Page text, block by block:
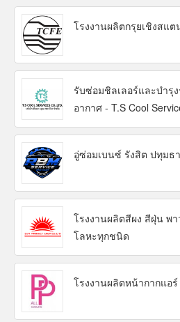
โรงงานผลิตกรุยเชิงสแ
รับซ่อมชิลเลอร์และบำรุ
อากาศ - T.S Cool
อู่ซ่อมเบนซ์ รังสิต ปทุมธ
โรงงานผลิตสีผง สีฝุ่น พา
โลหะทุกชนิด
โรงงานผลิตหน้ากากแอ